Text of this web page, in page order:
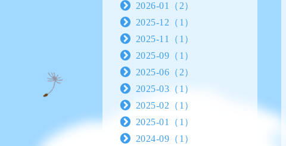
2026-01（2）
2025-12（1）
2025-11（1）
2025-09（1）
2025-06（2）
2025-03（1）
2025-02（1）
2025-01（1）
2024-09（1）